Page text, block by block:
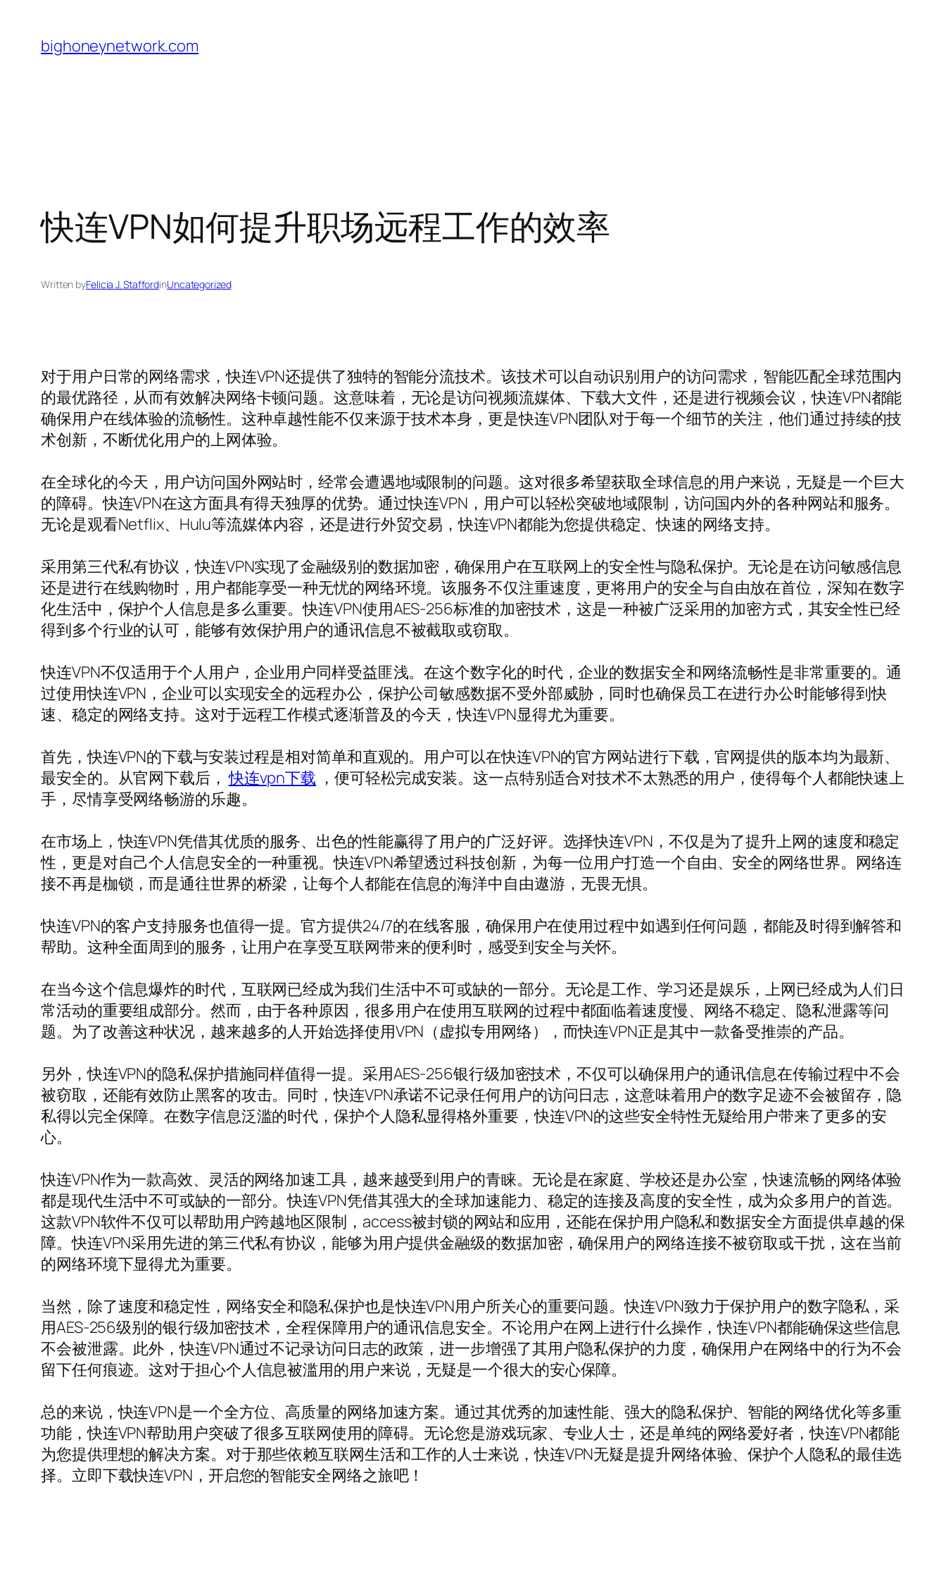
content
bighoneynetwork.com
快连VPN如何提升职场远程工作的效率
Written byFelicia J. StaffordinUncategorized
对于用户日常的网络需求，快连VPN还提供了独特的智能分流技术。该技术可以自动识别用户的访问需求，智能匹配全球范围内
的最优路径，从而有效解决网络卡顿问题。这意味着，无论是访问视频流媒体、下载大文件，还是进行视频会议，快连VPN都能
确保用户在线体验的流畅性。这种卓越性能不仅来源于技术本身，更是快连VPN团队对于每一个细节的关注，他们通过持续的技
术创新，不断优化用户的上网体验。
在全球化的今天，用户访问国外网站时，经常会遭遇地域限制的问题。这对很多希望获取全球信息的用户来说，无疑是一个巨大
的障碍。快连VPN在这方面具有得天独厚的优势。通过快连VPN，用户可以轻松突破地域限制，访问国内外的各种网站和服务。
无论是观看Netflix、Hulu等流媒体内容，还是进行外贸交易，快连VPN都能为您提供稳定、快速的网络支持。
采用第三代私有协议，快连VPN实现了金融级别的数据加密，确保用户在互联网上的安全性与隐私保护。无论是在访问敏感信息
还是进行在线购物时，用户都能享受一种无忧的网络环境。该服务不仅注重速度，更将用户的安全与自由放在首位，深知在数字
化生活中，保护个人信息是多么重要。快连VPN使用AES-256标准的加密技术，这是一种被广泛采用的加密方式，其安全性已经
得到多个行业的认可，能够有效保护用户的通讯信息不被截取或窃取。
快连VPN不仅适用于个人用户，企业用户同样受益匪浅。在这个数字化的时代，企业的数据安全和网络流畅性是非常重要的。通
过使用快连VPN，企业可以实现安全的远程办公，保护公司敏感数据不受外部威胁，同时也确保员工在进行办公时能够得到快
速、稳定的网络支持。这对于远程工作模式逐渐普及的今天，快连VPN显得尤为重要。
首先，快连VPN的下载与安装过程是相对简单和直观的。用户可以在快连VPN的官方网站进行下载，官网提供的版本均为最新、
最安全的。从官网下载后，快连vpn下载 ，便可轻松完成安装。这一点特别适合对技术不太熟悉的用户，使得每个人都能快速上
手，尽情享受网络畅游的乐趣。
在市场上，快连VPN凭借其优质的服务、出色的性能赢得了用户的广泛好评。选择快连VPN，不仅是为了提升上网的速度和稳定
性，更是对自己个人信息安全的一种重视。快连VPN希望透过科技创新，为每一位用户打造一个自由、安全的网络世界。网络连
接不再是枷锁，而是通往世界的桥梁，让每个人都能在信息的海洋中自由遨游，无畏无惧。
快连VPN的客户支持服务也值得一提。官方提供24/7的在线客服，确保用户在使用过程中如遇到任何问题，都能及时得到解答和
帮助。这种全面周到的服务，让用户在享受互联网带来的便利时，感受到安全与关怀。
在当今这个信息爆炸的时代，互联网已经成为我们生活中不可或缺的一部分。无论是工作、学习还是娱乐，上网已经成为人们日
常活动的重要组成部分。然而，由于各种原因，很多用户在使用互联网的过程中都面临着速度慢、网络不稳定、隐私泄露等问
题。为了改善这种状况，越来越多的人开始选择使用VPN（虚拟专用网络），而快连VPN正是其中一款备受推崇的产品。
另外，快连VPN的隐私保护措施同样值得一提。采用AES-256银行级加密技术，不仅可以确保用户的通讯信息在传输过程中不会
被窃取，还能有效防止黑客的攻击。同时，快连VPN承诺不记录任何用户的访问日志，这意味着用户的数字足迹不会被留存，隐
私得以完全保障。在数字信息泛滥的时代，保护个人隐私显得格外重要，快连VPN的这些安全特性无疑给用户带来了更多的安
心。
快连VPN作为一款高效、灵活的网络加速工具，越来越受到用户的青睐。无论是在家庭、学校还是办公室，快速流畅的网络体验
都是现代生活中不可或缺的一部分。快连VPN凭借其强大的全球加速能力、稳定的连接及高度的安全性，成为众多用户的首选。
这款VPN软件不仅可以帮助用户跨越地区限制，access被封锁的网站和应用，还能在保护用户隐私和数据安全方面提供卓越的保
障。快连VPN采用先进的第三代私有协议，能够为用户提供金融级的数据加密，确保用户的网络连接不被窃取或干扰，这在当前
的网络环境下显得尤为重要。
当然，除了速度和稳定性，网络安全和隐私保护也是快连VPN用户所关心的重要问题。快连VPN致力于保护用户的数字隐私，采
用AES-256级别的银行级加密技术，全程保障用户的通讯信息安全。不论用户在网上进行什么操作，快连VPN都能确保这些信息
不会被泄露。此外，快连VPN通过不记录访问日志的政策，进一步增强了其用户隐私保护的力度，确保用户在网络中的行为不会
留下任何痕迹。这对于担心个人信息被滥用的用户来说，无疑是一个很大的安心保障。
总的来说，快连VPN是一个全方位、高质量的网络加速方案。通过其优秀的加速性能、强大的隐私保护、智能的网络优化等多重
功能，快连VPN帮助用户突破了很多互联网使用的障碍。无论您是游戏玩家、专业人士，还是单纯的网络爱好者，快连VPN都能
为您提供理想的解决方案。对于那些依赖互联网生活和工作的人士来说，快连VPN无疑是提升网络体验、保护个人隐私的最佳选
择。立即下载快连VPN，开启您的智能安全网络之旅吧！